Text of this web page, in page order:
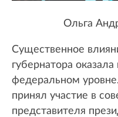
Ольга
Существенное
губернатора
федеральном
принял участие в
представителя